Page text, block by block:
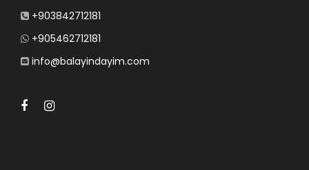
+903842712181
+905462712181
info@balayindayim.com